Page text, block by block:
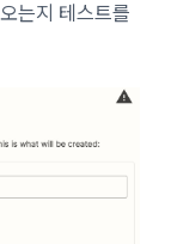
는지 테스트를